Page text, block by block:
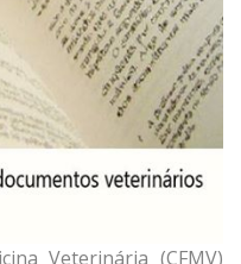
Veterinária (CFMV)